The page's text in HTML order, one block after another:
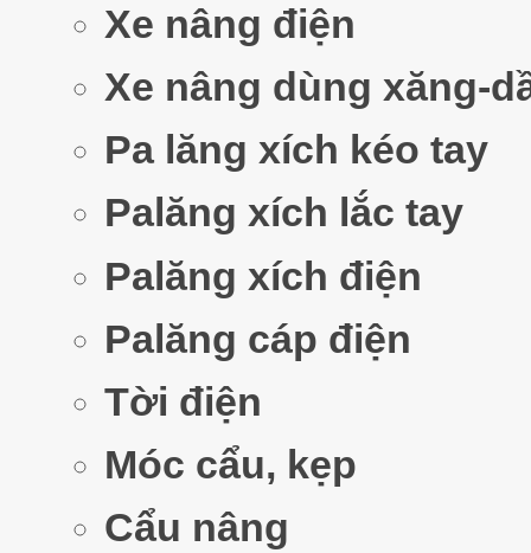
Xe nâng điện
Xe nâng dùng xăng-
Pa lăng xích kéo tay
Palăng xích lắc tay
Palăng xích điện
Palăng cáp điện
Tời điện
Móc cẩu, kẹp
Cẩu nâng